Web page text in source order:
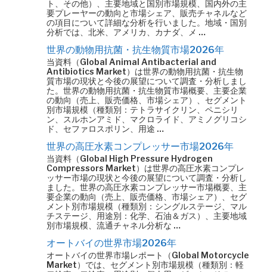
ト、その他）、主要地域と国別市場規模、国内外の主
要プレーヤーの動向と市場シェア、販売チャネルなど
の項目について詳細な分析を行いました。地域・国別
分析では、北米、アメリカ、カナダ、メ …
世界の動物用抗菌・抗生物質市場2026年
当資料（Global Animal Antibacterial and
Antibiotics Market）は世界の動物用抗菌・抗生物
質市場の現状と今後の展望について調査・分析しまし
た。世界の動物用抗菌・抗生物質市場概要、主要企業
の動向（売上、販売価格、市場シェア）、セグメント
別市場規模（種類別：テトラサイクリン、ペニシリ
ン、スルホンアミド、マクロライド、アミノグリコシ
ド、セファロスポリン、用途 …
世界の高圧水素コンプレッサー市場2026年
当資料（Global High Pressure Hydrogen
Compressors Market）は世界の高圧水素コンプレ
ッサー市場の現状と今後の展望について調査・分析し
ました。世界の高圧水素コンプレッサー市場概要、主
要企業の動向（売上、販売価格、市場シェア）、セグ
メント別市場規模（種類別：シングルステージ、マル
チステージ、用途別：化学、石油＆ガス）、主要地域
別市場規模、流通チャネル分析な …
オートバイの世界市場2026年
オートバイの世界市場レポート（Global Motorcycle
Market）では、セグメント別市場規模（種類別：軽